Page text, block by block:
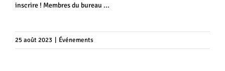
inscrire ! Membres du bureau ...
25 août 2023 ÉvénementsÉvénements